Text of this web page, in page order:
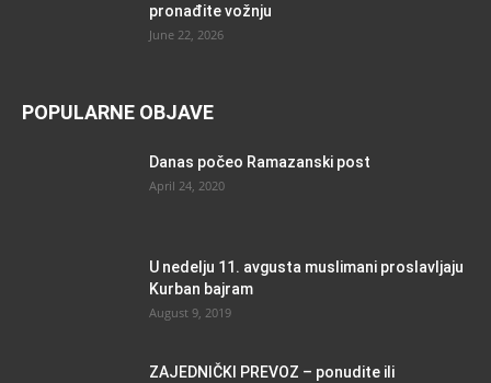
pronađite vožnju
June 22, 2026
POPULARNE OBJAVE
Danas počeo Ramazanski post
April 24, 2020
U nedelju 11. avgusta muslimani proslavljaju
Kurban bajram
August 9, 2019
ZAJEDNIČKI PREVOZ – ponudite ili